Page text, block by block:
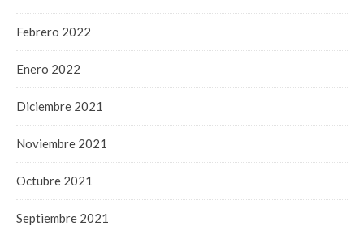
Febrero 2022
Enero 2022
Diciembre 2021
Noviembre 2021
Octubre 2021
Septiembre 2021